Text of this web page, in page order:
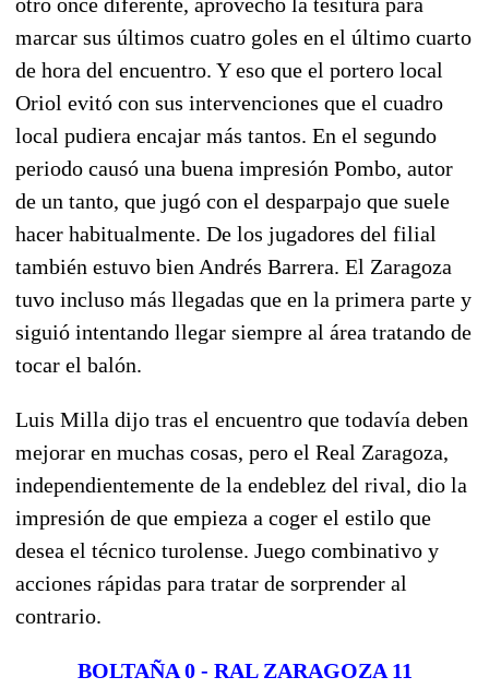
marcar sus últimos cuatro goles en el último cuarto
de hora del encuentro. Y eso que el portero local
Oriol evitó con sus intervenciones que el cuadro
local pudiera encajar más tantos. En el segundo
periodo causó una buena impresión Pombo, autor
de un tanto, que jugó con el desparpajo que suele
hacer habitualmente. De los jugadores del filial
también estuvo bien Andrés Barrera. El Zaragoza
tuvo incluso más llegadas que en la primera parte y
siguió intentando llegar siempre al área tratando de
tocar el balón.
Luis Milla dijo tras el encuentro que todavía deben
mejorar en muchas cosas, pero el Real Zaragoza,
independientemente de la endeblez del rival, dio la
impresión de que empieza a coger el estilo que
desea el técnico turolense. Juego combinativo y
acciones rápidas para tratar de sorprender al
contrario.
BOLTAÑA 0 - RAL ZARAGOZA 11